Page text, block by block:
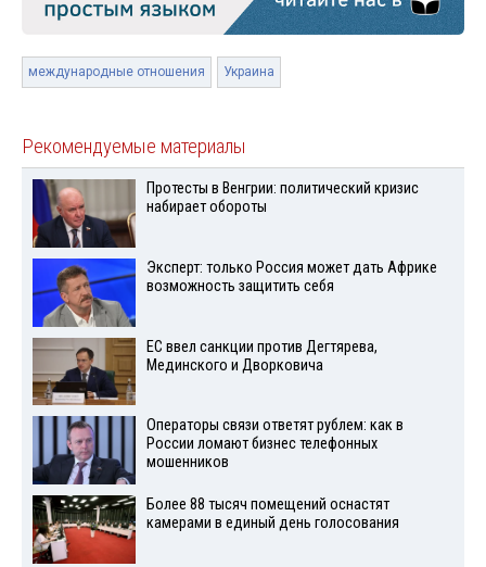
международные отношения Украина
Рекомендуемые материалы
Протесты в Венгрии: политический кризис
набирает обороты
Эксперт: только Россия может дать Африке
возможность защитить себя
ЕС ввел санкции против Дегтярева,
Мединского и Дворковича
Операторы связи ответят рублем: как в
России ломают бизнес телефонных
мошенников
Более 88 тысяч помещений оснастят
камерами в единый день голосования